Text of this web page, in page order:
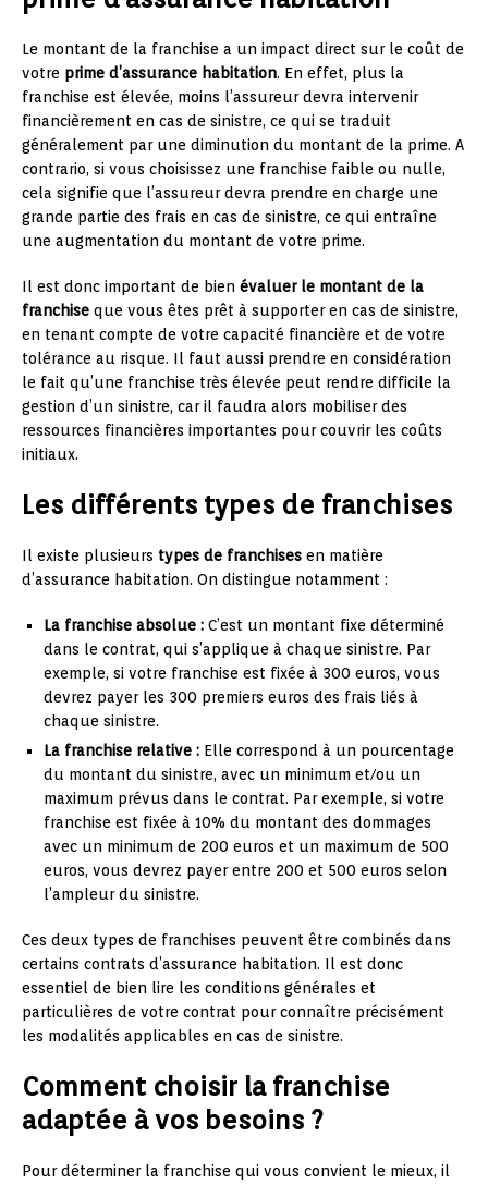
Le montant de la franchise a un impact direct sur le coût de
votre prime d’assurance habitation. En effet, plus la
franchise est élevée, moins l’assureur devra intervenir
financièrement en cas de sinistre, ce qui se traduit
généralement par une diminution du montant de la prime. A
contrario, si vous choisissez une franchise faible ou nulle,
cela signifie que l’assureur devra prendre en charge une
grande partie des frais en cas de sinistre, ce qui entraîne
une augmentation du montant de votre prime.
Il est donc important de bien évaluer le montant de la
franchise que vous êtes prêt à supporter en cas de sinistre,
en tenant compte de votre capacité financière et de votre
tolérance au risque. Il faut aussi prendre en considération
le fait qu’une franchise très élevée peut rendre difficile la
gestion d’un sinistre, car il faudra alors mobiliser des
ressources financières importantes pour couvrir les coûts
initiaux.
Les différents types de franchises
Il existe plusieurs types de franchises en matière
d’assurance habitation. On distingue notamment :
La franchise absolue : C’est un montant fixe déterminé
dans le contrat, qui s’applique à chaque sinistre. Par
exemple, si votre franchise est fixée à 300 euros, vous
devrez payer les 300 premiers euros des frais liés à
chaque sinistre.
La franchise relative : Elle correspond à un pourcentage
du montant du sinistre, avec un minimum et/ou un
maximum prévus dans le contrat. Par exemple, si votre
franchise est fixée à 10% du montant des dommages
avec un minimum de 200 euros et un maximum de 500
euros, vous devrez payer entre 200 et 500 euros selon
l’ampleur du sinistre.
Ces deux types de franchises peuvent être combinés dans
certains contrats d’assurance habitation. Il est donc
essentiel de bien lire les conditions générales et
particulières de votre contrat pour connaître précisément
les modalités applicables en cas de sinistre.
Comment choisir la franchise
adaptée à vos besoins ?
Pour déterminer la franchise qui vous convient le mieux, il